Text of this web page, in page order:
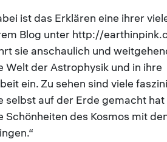
ist das Erklären eine ihrer
Blog unter http://
sie anschaulich und
Welt der Astrophysik und in ihre
ein. Zu sehen sind viele
selbst auf der Erde gemacht
Schönheiten des Kosmos mit